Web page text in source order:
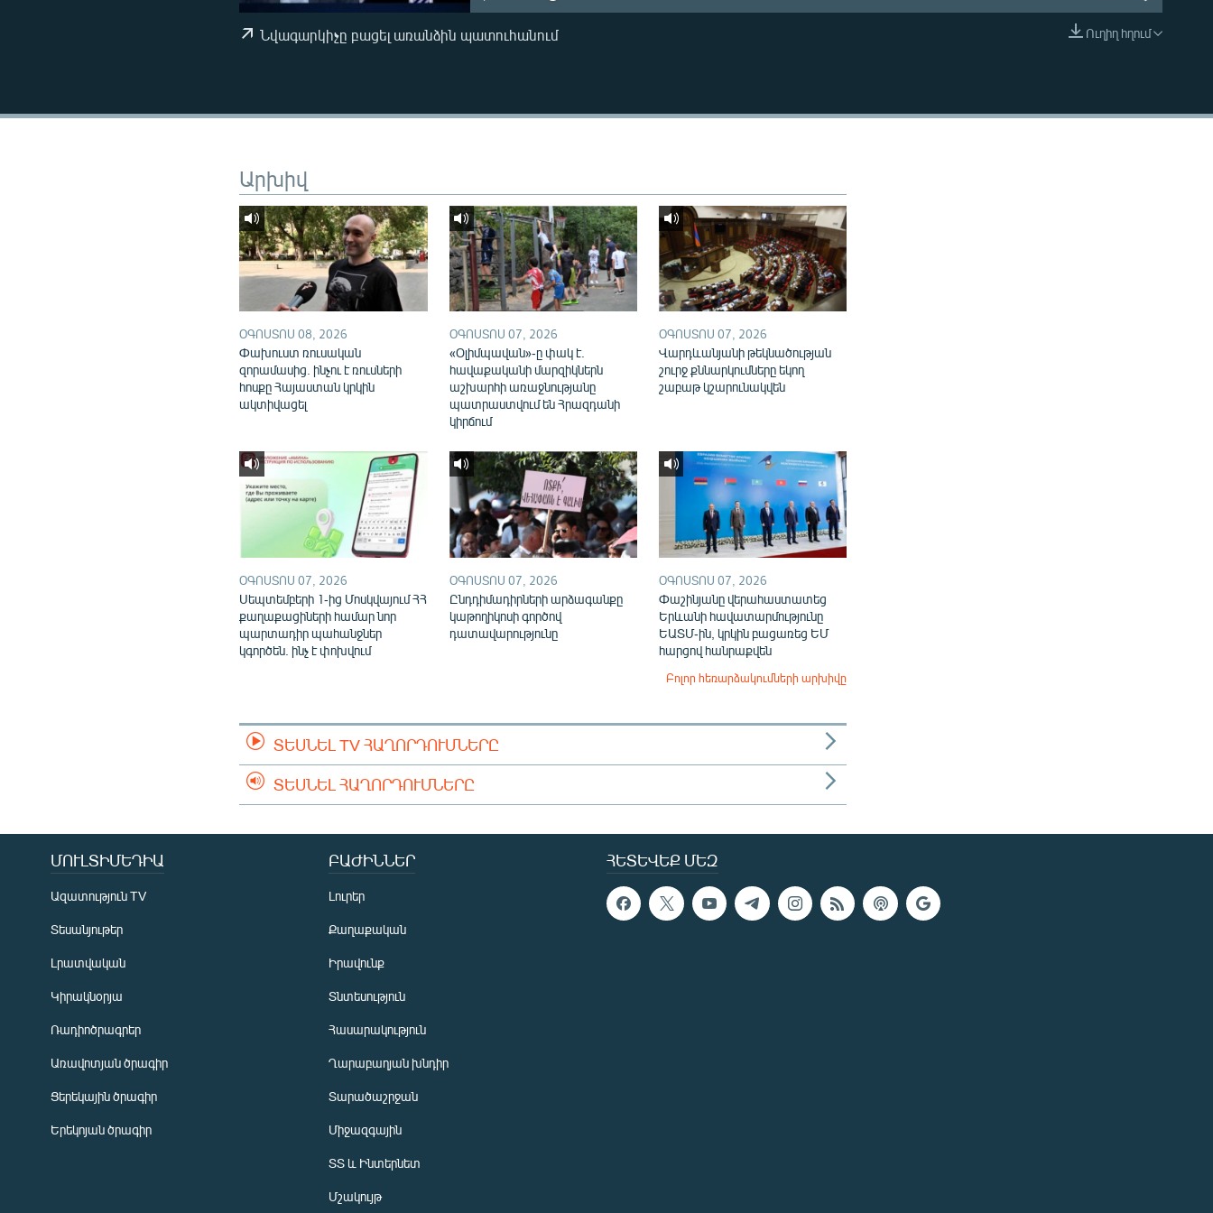
EMBED
Ուղիղ հղում
Նվագարկիչը բացել առանձին պատուհանում
Արխիվ
ՕԳՈՍՏՈՍ 08, 2026
Փախուստ ռուսական
զորամասից. ինչու է ռուսների
հոսքը Հայաստան կրկին
ակտիվացել
ՕԳՈՍՏՈՍ 07, 2026
«Օլիմպավան»-ը փակ է.
հավաքականի մարզիկներն
աշխարհի առաջնությանը
պատրաստվում են Հրազդանի
կիրճում
ՕԳՈՍՏՈՍ 07, 2026
Վարդևանյանի թեկնածության
շուրջ քննարկումները եկող
շաբաթ կշարունակվեն
ՕԳՈՍՏՈՍ 07, 2026
Սեպտեմբերի 1-ից Մոսկվայում ՀՀ
քաղաքացիների համար նոր
պարտադիր պահանջներ
կգործեն. ինչ է փոխվում
ՕԳՈՍՏՈՍ 07, 2026
Ընդդիմադիրների արձագանքը
կաթողիկոսի գործով
դատավարությունը
ՕԳՈՍՏՈՍ 07, 2026
Փաշինյանը վերահաստատեց
Երևանի հավատարմությունը
ԵԱՏՄ-ին, կրկին բացառեց ԵՄ
հարցով հանրաքվեն
Բոլոր հեռարձակումների արխիվը
ՏԵՍՆԵԼ TV ՀԱՂՈՐԴՈՒՄՆԵՐԸ
ՏԵՍՆԵԼ ՀԱՂՈՐԴՈՒՄՆԵՐԸ
ՀԵՏԵՎԵՔ ՄԵԶ
ՄՈՒԼՏԻՄԵԴԻԱ
Ազատություն TV
Տեսանյութեր
Լրատվական
Կիրակնօրյա
Ռադիոծրագրեր
Առավոտյան ծրագիր
Ցերեկային ծրագիր
Երեկոյան ծրագիր
ԲԱԺԻՆՆԵՐ
Լուրեր
Քաղաքական
Իրավունք
Տնտեսություն
Հասարակություն
Ղարաբաղյան խնդիր
Տարածաշրջան
Միջազգային
ՏՏ և Ինտերնետ
Մշակույթ